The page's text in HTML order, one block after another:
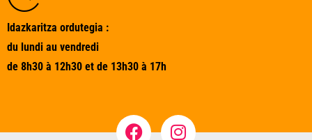
Idazkaritza ordutegia :
du lundi au vendredi
de 8h30 à 12h30 et de 13h30 à 17h